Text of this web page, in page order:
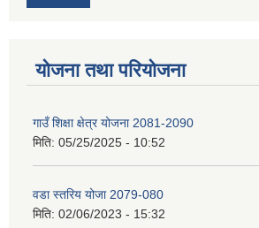
योजना तथा परियोजना
गाउँ शिक्षा क्षेत्र योजना 2081-2090
मिति: 05/25/2025 - 10:52
वडा स्तरिय योजा 2079-080
मिति: 02/06/2023 - 15:32